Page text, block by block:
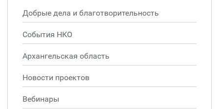
Добрые дела и благотворительность
События НКО
Архангельская область
Новости проектов
Вебинары